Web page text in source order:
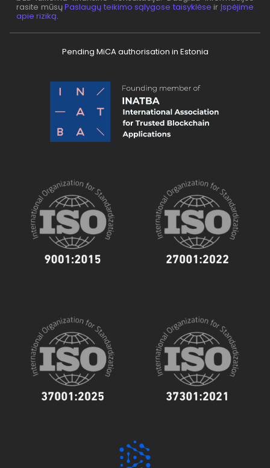
rasite mūsųPaslaugų teikimo sąlygose taisyklėse ir Įspėjime
apie riziką.
Pending MiCA authorisation in Estonia